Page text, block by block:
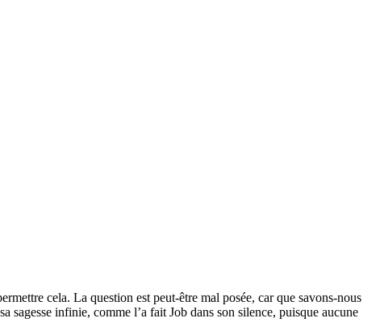
cela. La question est peut-être mal posée, car que savons-nous
infinie, comme l’a fait Job dans son silence, puisque aucune